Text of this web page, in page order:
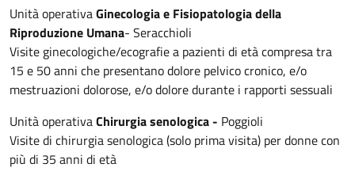
Unità operativaGinecologia e Fisiopatologia della
Riproduzione Umana- Seracchioli
Visite ginecologiche/ecografie a pazienti di età compresa tra
15 e 50 anni che presentano dolore pelvico cronico, e/o
mestruazioni dolorose, e/o dolore durante i rapporti sessuali
Unità operativaChirurgia senologica - Poggioli
Visite di chirurgia senologica (solo prima visita) per donne con
più di 35 anni di età